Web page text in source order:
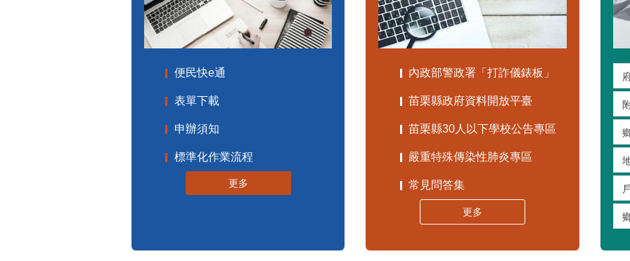
便民快e通
表單下載
申辦須知
標準化作業流程
更多
內政部警政署「打詐儀錶板」
苗栗縣政府資料開放平臺
苗栗縣30人以下學校公告專區
嚴重特殊傳染性肺炎專區
常見問答集
更多